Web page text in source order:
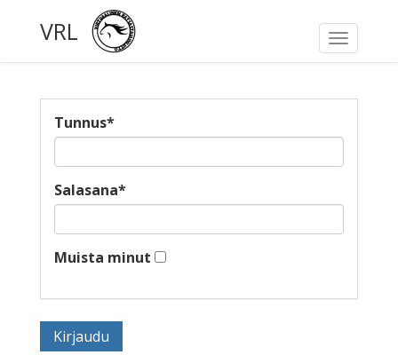
Toggle
VRL
Tunnus*
Salasana*
Muista minut